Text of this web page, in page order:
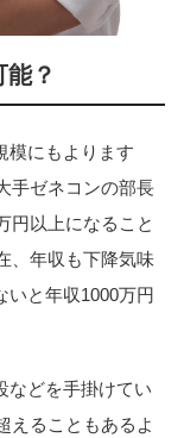
？
模にもよります
手ゼネコンの部長
円以上になること
、年収も下降気味
いと年収1000万円
などを手掛けてい
えることもあるよ